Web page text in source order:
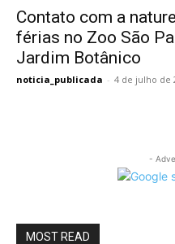
Contato com a
férias no Zoo São
Jardim Botânico
noticia_publicada - 4 de julho de
-
MOST READ